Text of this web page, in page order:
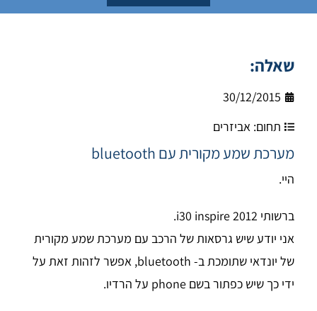
שאלה:
30/12/2015
תחום: אביזרים
מערכת שמע מקורית עם bluetooth
היי.
ברשותי i30 inspire 2012.
אני יודע שיש גרסאות של הרכב עם מערכת שמע מקורית
של יונדאי שתומכת ב- bluetooth, אפשר לזהות זאת על
ידי כך שיש כפתור בשם phone על הרדיו.